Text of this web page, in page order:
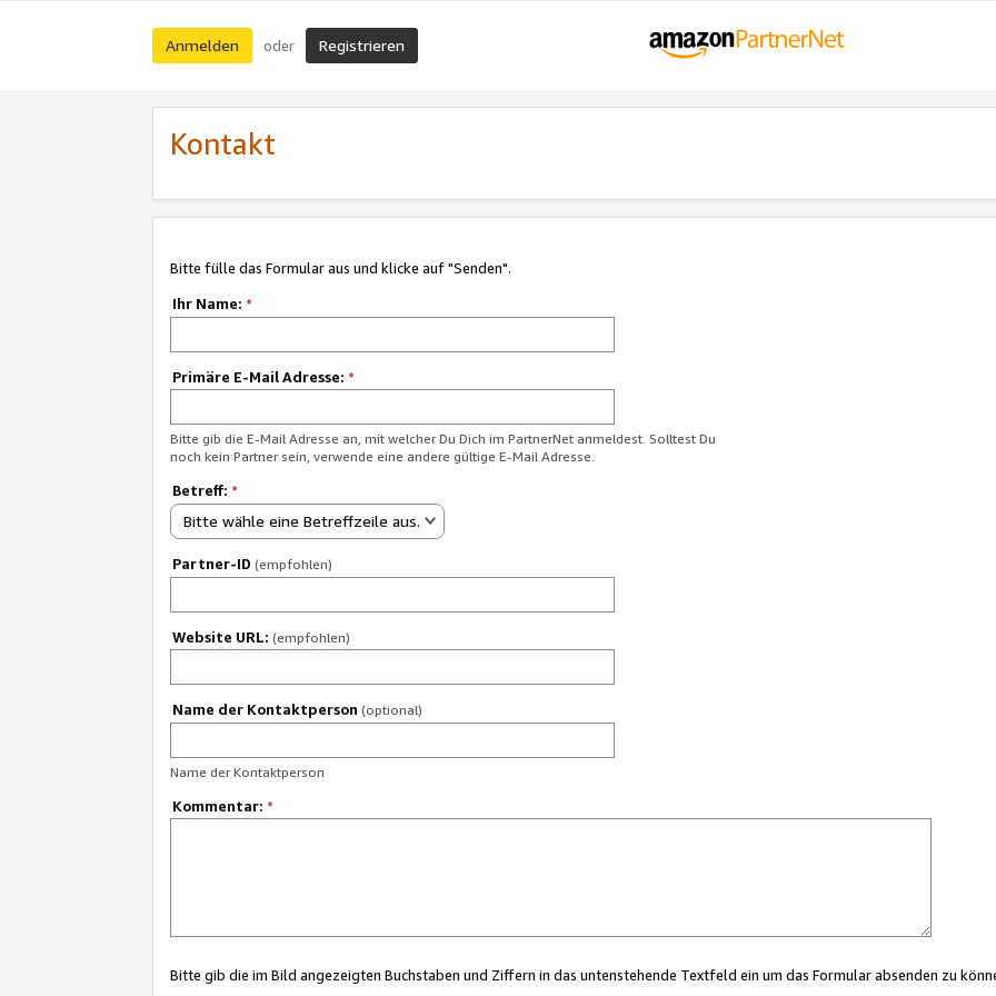
Anmelden oder Registrieren
Kontakt
Bitte fülle das Formular aus und klicke auf "Senden".
Ihr Name: *
Primäre E-Mail Adresse: *
Bitte gib die E-Mail Adresse an, mit welcher Du Dich im PartnerNet anmeldest. Solltest Du
noch kein Partner sein, verwende eine andere gültige E-Mail Adresse.
Betreff: *
Bitte wähle eine Betreffzeile aus.
Partner-ID (empfohlen)
Website URL: (empfohlen)
Name der Kontaktperson (optional)
Name der Kontaktperson
Kommentar: *
Bitte gib die im Bild angezeigten Buchstaben und Ziffern in das untenstehende Textfeld ein um das Formular absenden zu